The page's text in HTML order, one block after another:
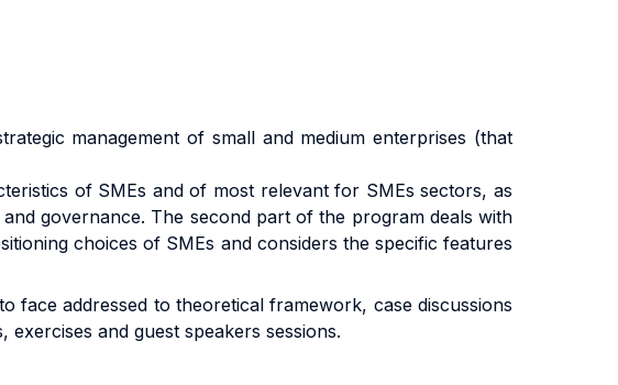
management of small and medium enterprises (that
of SMEs and of most relevant for SMEs sectors, as
governance. The second part of the program deals with
choices of SMEs and considers the specific features
face addressed to theoretical framework, case discussions
and guest speakers sessions.